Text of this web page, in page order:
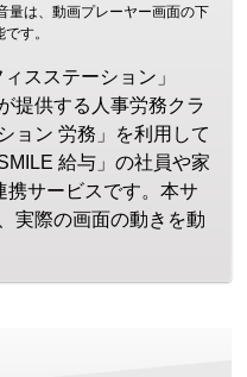
量は、動画プレーヤー画面の下
す。
スステーション」
提供する人事労務クラ
ョン 労務」を利用して
給与」の社員や家
携サービスです。本サ
実際の画面の動きを動